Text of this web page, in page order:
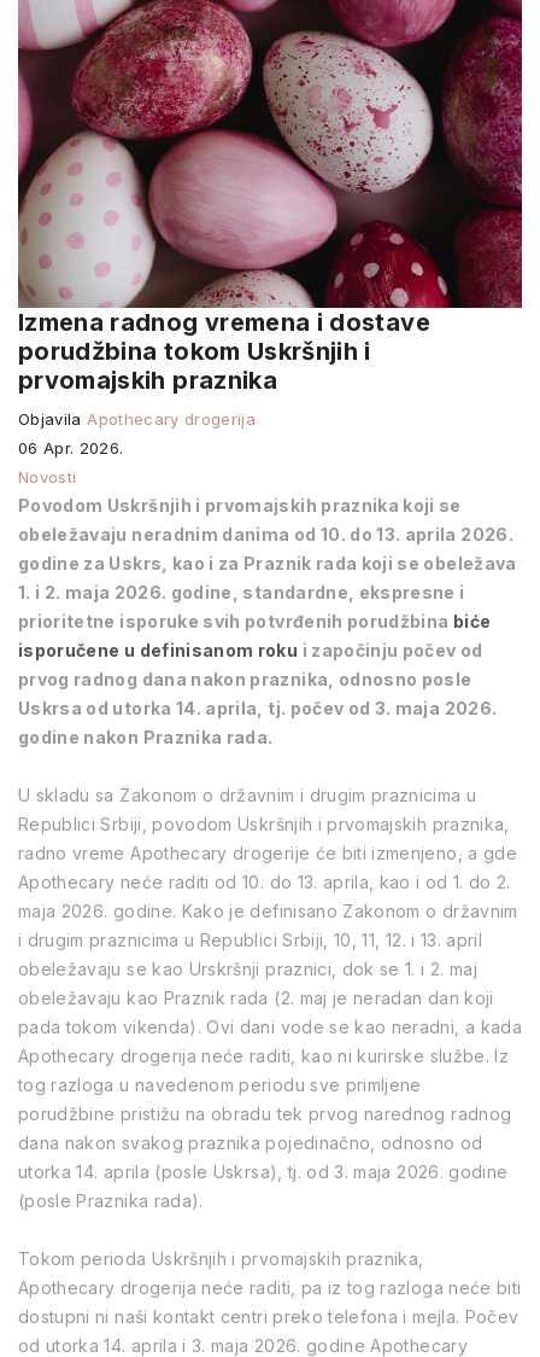
Izmena radnog vremena i dostave
porudžbina tokom Uskršnjih i
prvomajskih praznika
Objavila Apothecary drogerija
06 Apr. 2026.
Novosti
Povodom Uskršnjih i prvomajskih praznika koji se
obeležavaju neradnim danima od 10. do 13. aprila 2026.
godine za Uskrs, kao i za Praznik rada koji se obeležava
1. i 2. maja 2026. godine, standardne, ekspresne i
prioritetne isporuke svih potvrđenih porudžbina biće
isporučene u definisanom roku i započinju počev od
prvog radnog dana nakon praznika, odnosno posle
Uskrsa od utorka 14. aprila, tj. počev od 3. maja 2026.
godine nakon Praznika rada.
U skladu sa Zakonom o državnim i drugim praznicima u
Republici Srbiji, povodom Uskršnjih i prvomajskih praznika,
radno vreme Apothecary drogerije će biti izmenjeno, a gde
Apothecary neće raditi od 10. do 13. aprila, kao i od 1. do 2.
maja 2026. godine. Kako je definisano Zakonom o državnim
i drugim praznicima u Republici Srbiji, 10, 11, 12. i 13. april
obeležavaju se kao Urskršnji praznici, dok se 1. i 2. maj
obeležavaju kao Praznik rada (2. maj je neradan dan koji
pada tokom vikenda) . Ovi dani vode se kao neradni, a kada
Apothecary drogerija neće raditi, kao ni kurirske službe. Iz
tog razloga u navedenom periodu sve primljene
porudžbine pristižu na obradu tek prvog narednog radnog
dana nakon svakog praznika pojedinačno, odnosno od
utorka 14. aprila (posle Uskrsa), tj. od 3. maja 2026. godine
(posle Praznika rada).
Tokom perioda Uskršnjih i prvomajskih praznika,
Apothecary drogerija neće raditi, pa iz tog razloga neće biti
dostupni ni naši kontakt centri preko telefona i mejla. Počev
od utorka 14. aprila i 3. maja 2026. godine Apothecary